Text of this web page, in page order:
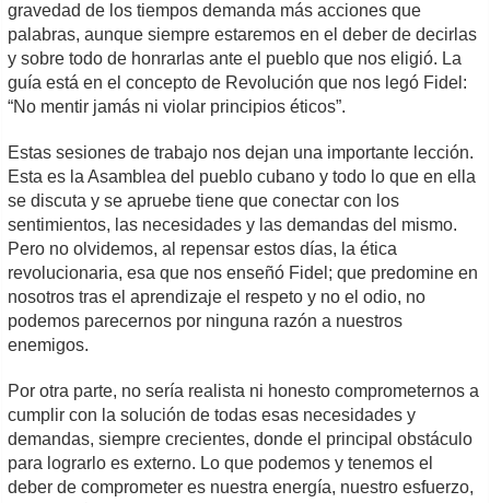
gravedad de los tiempos demanda más acciones que
palabras, aunque siempre estaremos en el deber de decirlas
y sobre todo de honrarlas ante el pueblo que nos eligió. La
guía está en el concepto de Revolución que nos legó Fidel:
“No mentir jamás ni violar principios éticos”.
Estas sesiones de trabajo nos dejan una importante lección.
Esta es la Asamblea del pueblo cubano y todo lo que en ella
se discuta y se apruebe tiene que conectar con los
sentimientos, las necesidades y las demandas del mismo.
Pero no olvidemos, al repensar estos días, la ética
revolucionaria, esa que nos enseñó Fidel; que predomine en
nosotros tras el aprendizaje el respeto y no el odio, no
podemos parecernos por ninguna razón a nuestros
enemigos.
Por otra parte, no sería realista ni honesto comprometernos a
cumplir con la solución de todas esas necesidades y
demandas, siempre crecientes, donde el principal obstáculo
para lograrlo es externo. Lo que podemos y tenemos el
deber de comprometer es nuestra energía, nuestro esfuerzo,